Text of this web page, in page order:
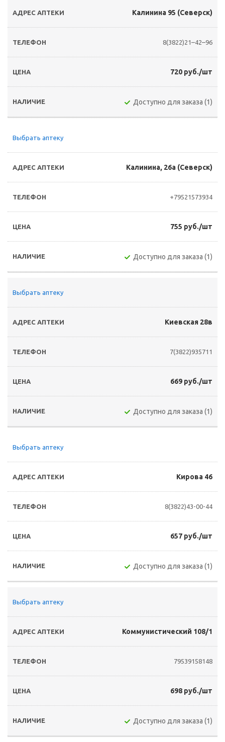
Калинина 95 (Северск)
8(3822)21–42–96
720 руб./шт
Доступно для заказа (1)
Выбрать аптеку
Калинина, 26а (Северск)
+79521573934
755 руб./шт
Доступно для заказа (1)
Выбрать аптеку
Киевская 28в
7(3822)935711
669 руб./шт
Доступно для заказа (1)
Выбрать аптеку
Кирова 46
8(3822)43-00-44
657 руб./шт
Доступно для заказа (1)
Выбрать аптеку
Коммунистический 108/1
79539158148
698 руб./шт
Доступно для заказа (1)